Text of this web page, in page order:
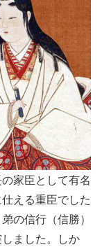
家臣として有名
える重臣でした
の信行（信勝）
ました。しか